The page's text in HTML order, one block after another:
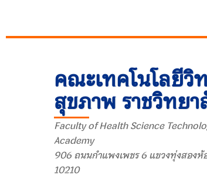
คณะเทคโนโลยีวิ
สุขภาพ ราชวิทย
Faculty of Health Science
Academy
906 ถนนกำแพงเพชร 6 แขวงทุ่งสองห้
10210